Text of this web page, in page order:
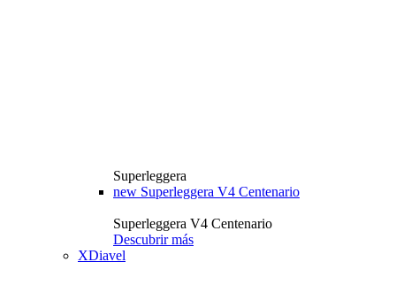
Superleggera
new Superleggera V4 Centenario
Superleggera V4 Centenario
Descubrir más
XDiavel